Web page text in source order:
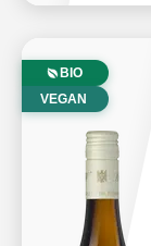
BIO
VEGAN